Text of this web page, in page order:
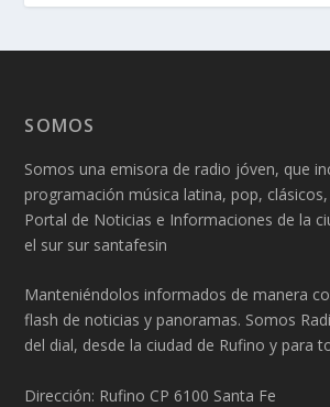
SOMOS
Somos una emisora de radio jóven, que
programación música latina, pop,
Portal de Noticias e Informaciones de la
el sur sur santafesin
Manteniéndolos informados de manera
flash de noticias y panoramas. Somos
del dial, desde la ciudad de Rufino y para
Dirección: Rufino CP 6100 Santa Fe